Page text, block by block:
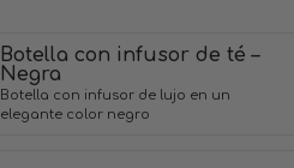
Botella con infusor de té –
Negra
Botella con infusor de lujo en un
elegante color negro